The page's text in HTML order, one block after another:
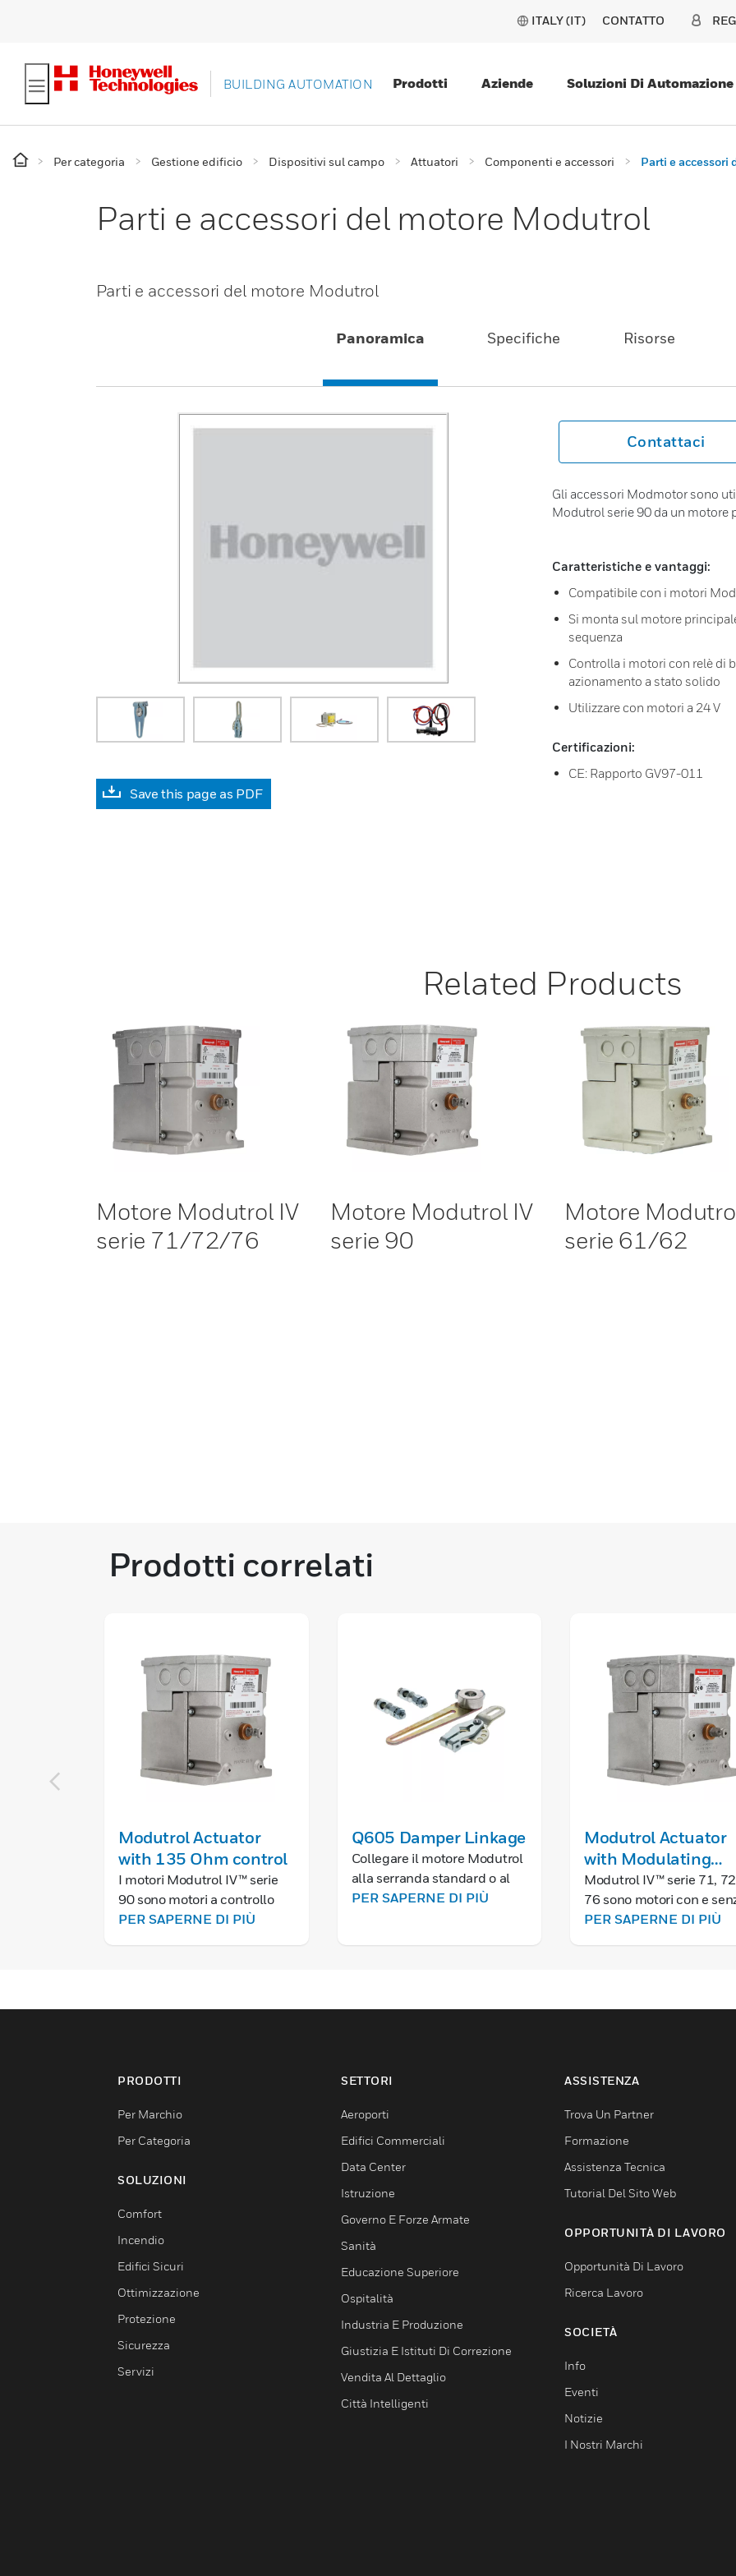
ITALY (IT) CONTATTO
BUILDING AUTOMATION Prodotti Aziende Soluzioni Di Automazione
Per categoria Gestione edificio Dispositivi sul campo Attuatori Componenti e accessori Parti e accessori
Parti e accessori del motore Modutrol
Parti e accessori del motore Modutrol
Panoramica Specifiche Risorse
Save this page as PDF
Contattaci
Gli accessori Modmotor sono
Modutrol serie 90 da un motore
Caratteristiche e vantaggi:
Compatibile con i motori
Si monta sul motore
sequenza
Controlla i motori con relè di
azionamento a stato solido
Utilizzare con motori a 24 V
Certificazioni:
CE: Rapporto GV97-011
Related Products
Motore Modutrol IV
serie 71/72/76
Motore Modutrol IV
serie 90
Motore
serie 61/62
Prodotti correlati
Modutrol Actuator
with 135 Ohm control
I motori Modutrol IV™ serie
90 sono motori a controllo
proporzionale modulante con
PER SAPERNE DI PIÙ
Q605 Damper Linkage
Collegare il motore Modutrol
alla serranda standard o al
set di serrande per
PER SAPERNE DI PIÙ
Modutrol Actuator
with Modulating
Control
Modutrol IV™ serie 71,
76 sono motori con e
ritorno a molla utilizzati
PER SAPERNE DI PIÙ
PRODOTTI
Per Marchio
Per Categoria
SOLUZIONI
Comfort
Incendio
Edifici Sicuri
Ottimizzazione
Protezione
Sicurezza
Servizi
SETTORI
Aeroporti
Edifici Commerciali
Data Center
Istruzione
Governo E Forze Armate
Sanità
Educazione Superiore
Ospitalità
Industria E Produzione
Giustizia E Istituti Di Correzione
Vendita Al Dettaglio
Città Intelligenti
ASSISTENZA
Trova Un Partner
Formazione
Assistenza Tecnica
Tutorial Del Sito Web
OPPORTUNITÀ DI LAVORO
Opportunità Di Lavoro
Ricerca Lavoro
SOCIETÀ
Info
Eventi
Notizie
I Nostri Marchi